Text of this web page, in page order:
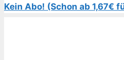
Kein Abo! (Schon ab 1,67€